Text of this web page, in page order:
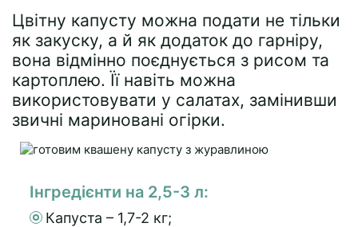
Цвітну капусту можна подати не тільки
як закуску, а й як додаток до гарніру,
вона відмінно поєднується з рисом та
картоплею. Її навіть можна
використовувати у салатах, замінивши
звичні мариновані огірки.
Інгредієнти на 2,5-3 л:
Капуста – 1,7-2 кг;